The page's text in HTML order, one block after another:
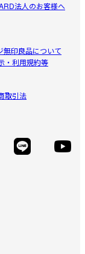
」欄よりご確
法人のお客様へ
無印良品について
・利用規約等
取引法